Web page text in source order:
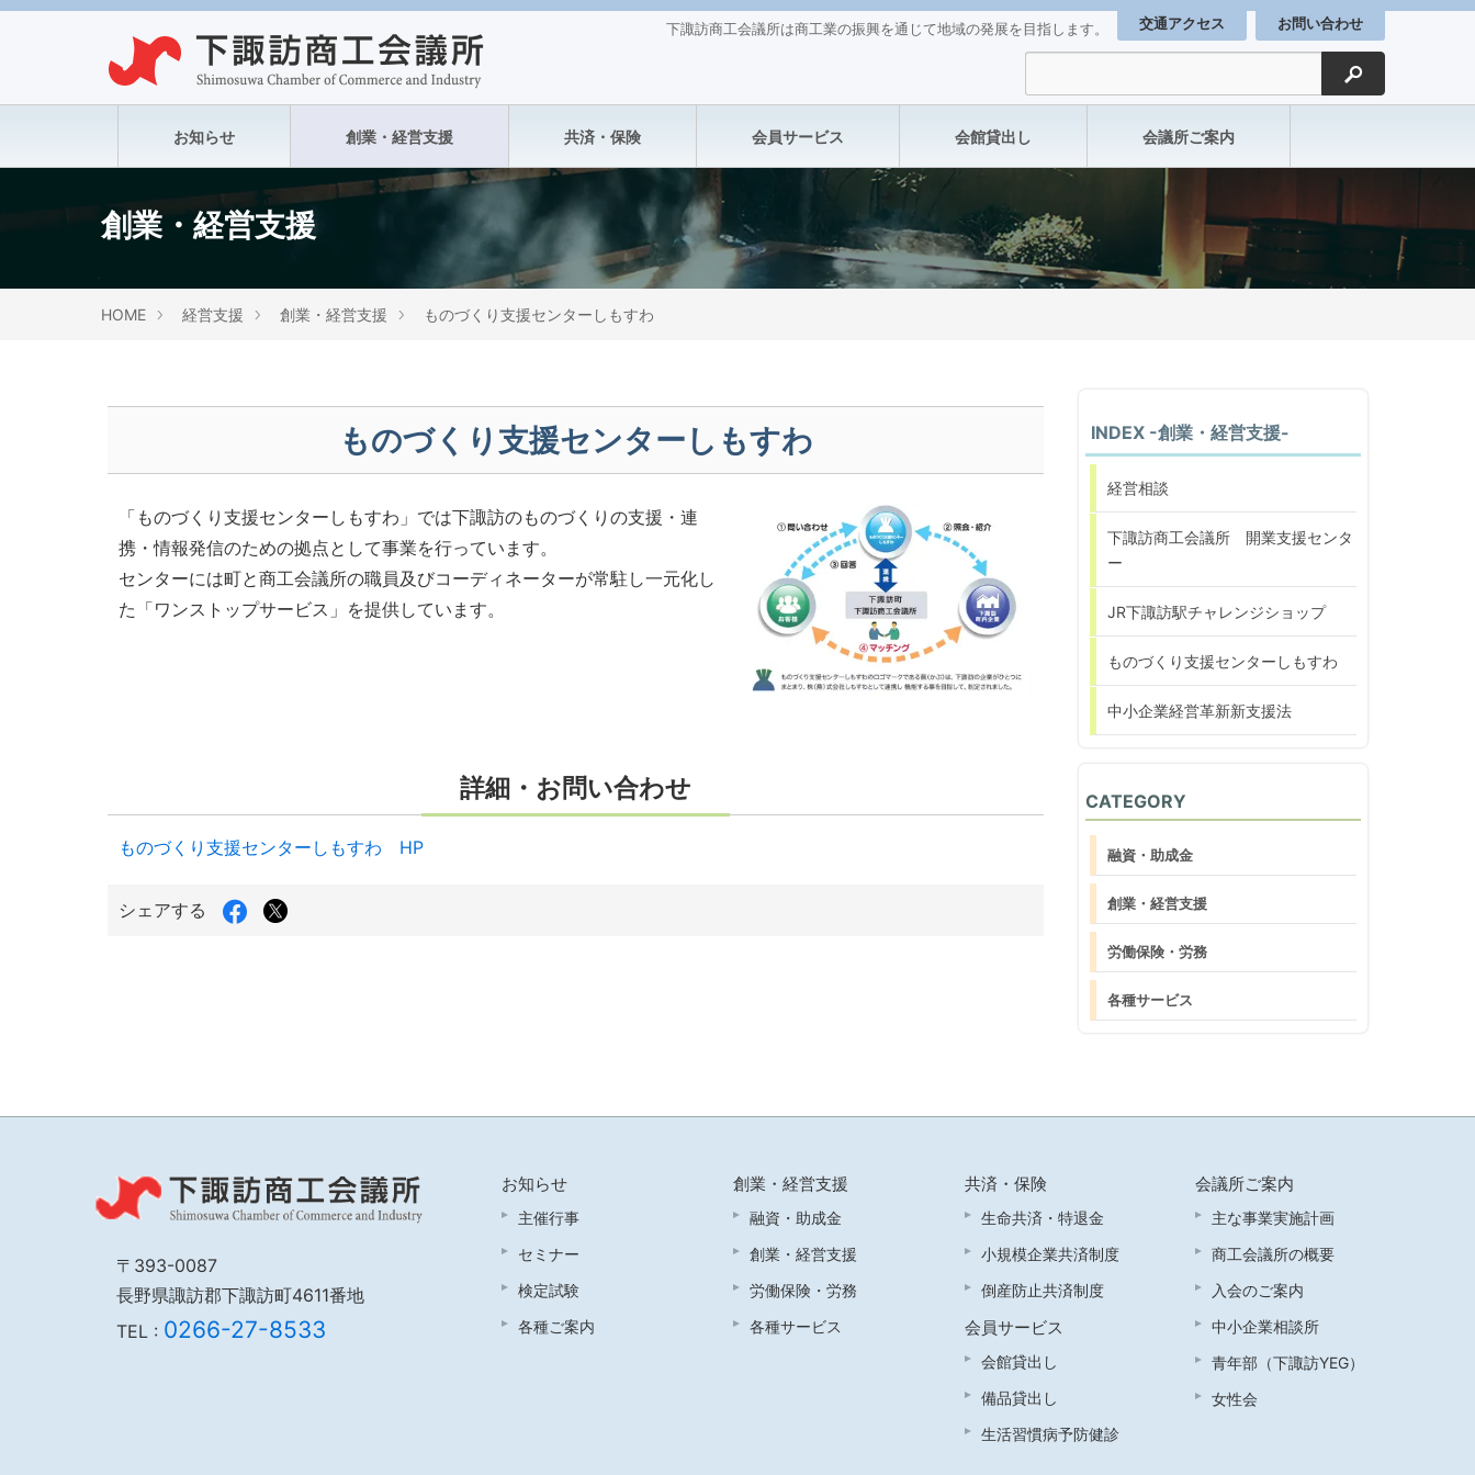
お問い合わせ
交通アクセス
下諏訪商工会議所は商工業の振興を通じて地域の発展を目指します。
検索
お知らせ 創業・経営支援 共済・保険 会員サービス 会館貸出し 会議所ご案内
創業・経営支援
HOME 経営支援 創業・経営支援 ものづくり支援センターしもすわ
ものづくり支援センターしもすわ
「ものづくり支援センターしもすわ」では下諏訪のものづくりの支援・連
携・情報発信のための拠点として事業を行っています。
センターには町と商工会議所の職員及びコーディネーターが常駐し一元化し
た「ワンストップサービス」を提供しています。
詳細・お問い合わせ
ものづくり支援センターしもすわ HP
シェアする
Facebook
X（旧
INDEX -創業・経営支援-
経営相談
下諏訪商工会議所 開業支援センタ
ー
JR下諏訪駅チャレンジショップ
ものづくり支援センターしもすわ
中小企業経営革新新支援法
CATEGORY
融資・助成金
創業・経営支援
労働保険・労務
各種サービス
〒393-0087
長野県諏訪郡下諏訪町4611番地
TEL : 0266-27-8533
お知らせ
主催行事
セミナー
検定試験
各種ご案内
創業・経営支援
融資・助成金
創業・経営支援
労働保険・労務
各種サービス
共済・保険
生命共済・特退金
小規模企業共済制度
倒産防止共済制度
会員サービス
会館貸出し
備品貸出し
生活習慣病予防健診
会議所ご案内
主な事業実施計画
商工会議所の概要
入会のご案内
中小企業相談所
青年部（下諏訪YEG）
女性会